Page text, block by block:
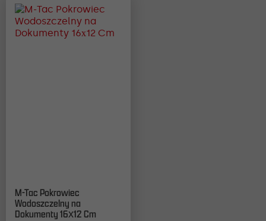
M-Tac Pokrowiec
Wodoszczelny na
Dokumenty 16х12 Cm